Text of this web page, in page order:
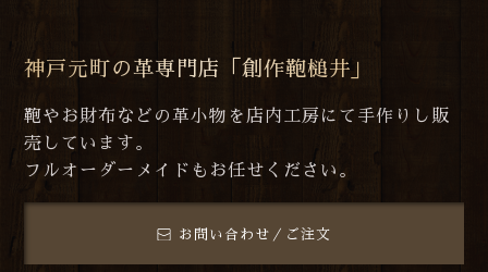
神戸元町の革専門店「創作鞄槌井」
鞄やお財布などの革小物を店内工房にて手作りし販
売しています。
フルオーダーメイドもお任せください。
お問い合わせ／ご注文